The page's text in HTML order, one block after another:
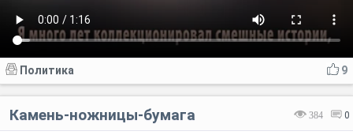
9
Политика
384 0
Камень-ножницы-бумага